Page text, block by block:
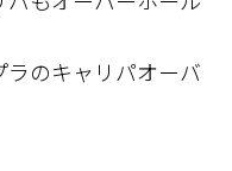
のキャリパオーバ